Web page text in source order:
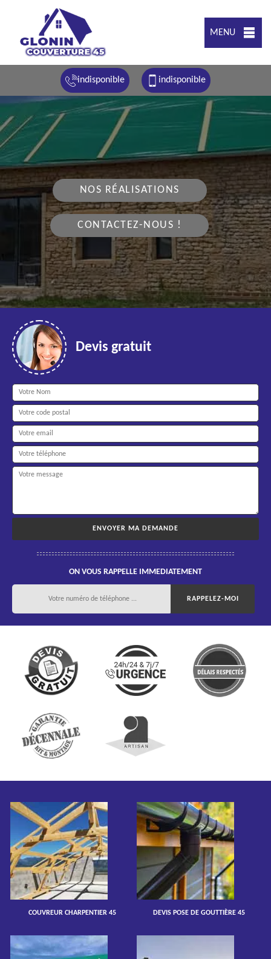
MENU
indisponible indisponible
NOS RÉALISATIONS
CONTACTEZ-NOUS !
Devis gratuit
ON VOUS RAPPELLE IMMEDIATEMENT
COUVREUR CHARPENTIER 45 DEVIS POSE DE GOUTTIÈRE 45